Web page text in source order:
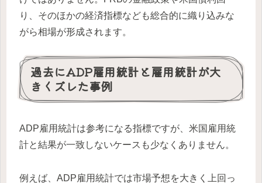
り、そのほかの経済指標なども総合的に織り込みな
がら相場が形成されます。
過去にADP雇用統計と雇用統計が大
きくズレた事例
ADP雇用統計は参考になる指標ですが、米国雇用統
計と結果が一致しないケースも少なくありません。
例えば、ADP雇用統計では市場予想を大きく上回っ